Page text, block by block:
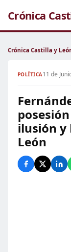
Crónica
Crónica Castilla y
POLÍTICA11 de
ilusión y
León